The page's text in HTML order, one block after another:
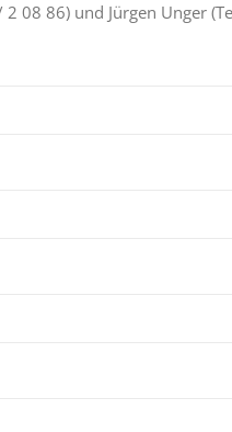
08 86) und Jürgen Unger